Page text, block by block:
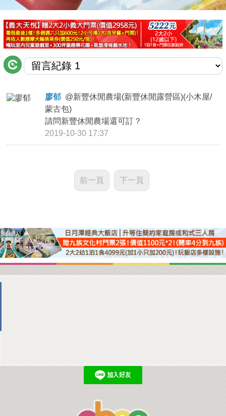
推薦景點
討論區
聯絡我們
APP下載
廖郁 @新豐休閒農場(新豐休閒露營區)(小木屋/
蒙古包)
請問新豐休閒農場還可訂？
2019-10-30 17:37
前一頁 下一頁